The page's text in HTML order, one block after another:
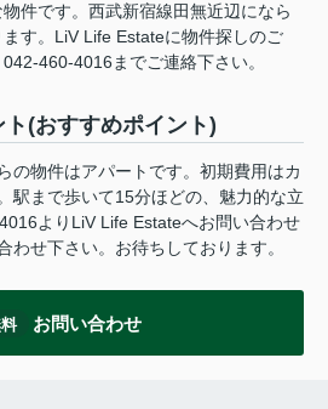
件です。西武新宿線田無近辺になら
す。LiV Life Estateに物件探しのご
460-4016までご連絡下さい。
(おすすめポイント)
の物件はアパートです。初期費用はカ
駅まで歩いて15分ほどの、魅力的な立
よりLiV Life Estateへお問い合わせ
わせ下さい。お待ちしております。
お問い合わせ